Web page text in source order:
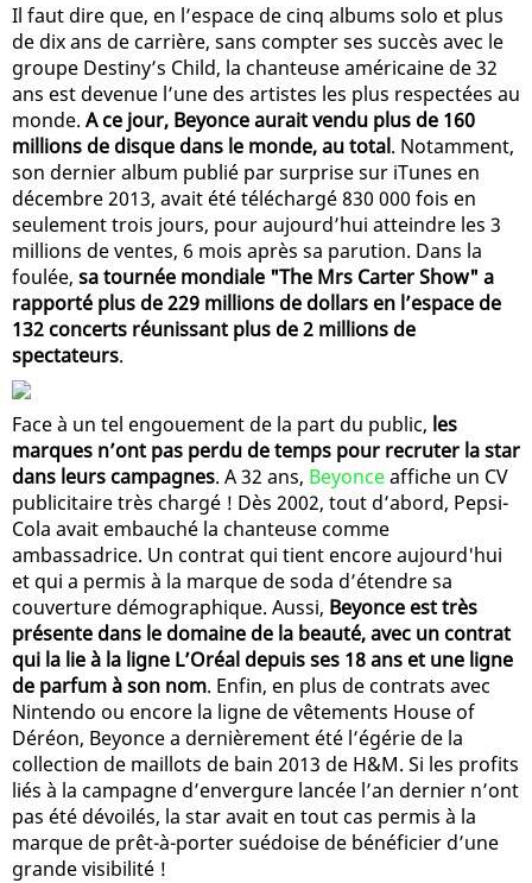
Il faut dire que, en l’espace de cinq albums solo et plus
de dix ans de carrière, sans compter ses succès avec le
groupe Destiny’s Child, la chanteuse américaine de 32
ans est devenue l’une des artistes les plus respectées au
monde. A ce jour, Beyonce aurait vendu plus de 160
millions de disque dans le monde, au total. Notamment,
son dernier album publié par surprise sur iTunes en
décembre 2013, avait été téléchargé 830 000 fois en
seulement trois jours, pour aujourd’hui atteindre les 3
millions de ventes, 6 mois après sa parution. Dans la
foulée, sa tournée mondiale "The Mrs Carter Show" a
rapporté plus de 229 millions de dollars en l’espace de
132 concerts réunissant plus de 2 millions de
spectateurs.
Face à un tel engouement de la part du public, les
marques n’ont pas perdu de temps pour recruter la star
dans leurs campagnes. A 32 ans, Beyonceaffiche un CV
publicitaire très chargé ! Dès 2002, tout d’abord, Pepsi-
Cola avait embauché la chanteuse comme
ambassadrice. Un contrat qui tient encore aujourd'hui
et qui a permis à la marque de soda d’étendre sa
couverture démographique. Aussi, Beyonce est très
présente dans le domaine de la beauté, avec un contrat
qui la lie à la ligne L’Oréal depuis ses 18 ans et une ligne
de parfum à son nom. Enfin, en plus de contrats avec
Nintendo ou encore la ligne de vêtements House of
Déréon, Beyonce a dernièrement été l’égérie de la
collection de maillots de bain 2013 de H&M. Si les profits
liés à la campagne d’envergure lancée l’an dernier n’ont
pas été dévoilés, la star avait en tout cas permis à la
marque de prêt-à-porter suédoise de bénéficier d’une
grande visibilité !